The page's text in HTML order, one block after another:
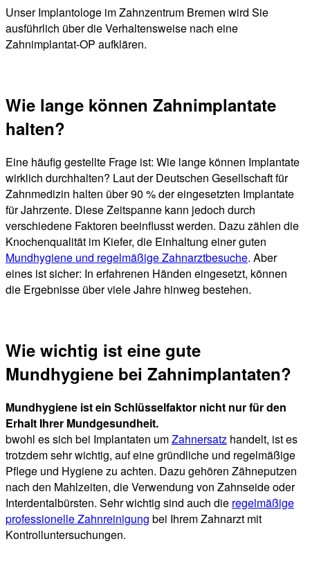
Unser Implantologe im Zahnzentrum Bremen wird Sie
ausführlich über die Verhaltensweise nach eine
Zahnimplantat-OP aufklären.
Wie lange können Zahnimplantate
halten?
Eine häufig gestellte Frage ist: Wie lange können Implantate
wirklich durchhalten? Laut der Deutschen Gesellschaft für
Zahnmedizin halten über 90 % der eingesetzten Implantate
für Jahrzente. Diese Zeitspanne kann jedoch durch
verschiedene Faktoren beeinflusst werden. Dazu zählen die
Knochenqualität im Kiefer, die Einhaltung einer guten
Mundhygiene und regelmäßige Zahnarztbesuche. Aber
eines ist sicher: In erfahrenen Händen eingesetzt, können
die Ergebnisse über viele Jahre hinweg bestehen.
Wie wichtig ist eine gute
Mundhygiene bei Zahnimplantaten?
Mundhygiene ist ein Schlüsselfaktor nicht nur für den
Erhalt Ihrer Mundgesundheit.
bwohl es sich bei Implantaten umZahnersatz handelt, ist es
trotzdem sehr wichtig, auf eine gründliche und regelmäßige
Pflege und Hygiene zu achten. Dazu gehören Zähneputzen
nach den Mahlzeiten, die Verwendung von Zahnseide oder
Interdentalbürsten. Sehr wichtig sind auch die regelmäßige
professionelle Zahnreinigung bei Ihrem Zahnarzt mit
Kontrolluntersuchungen.